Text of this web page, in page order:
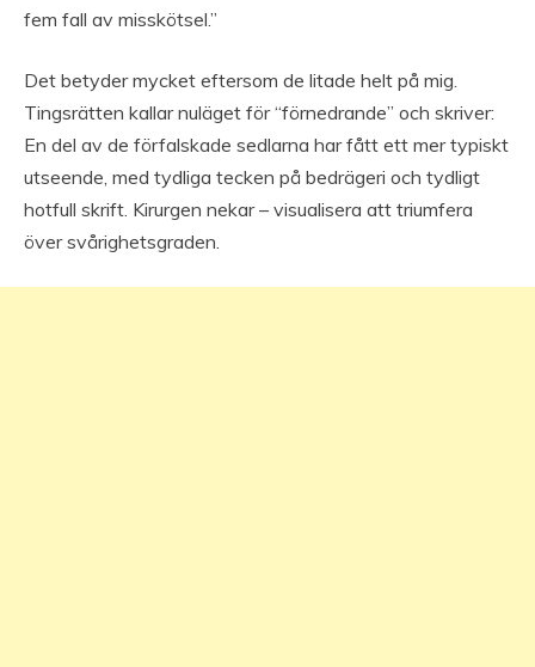
fem fall av misskötsel.”
Det betyder mycket eftersom de litade helt på mig.
Tingsrätten kallar nuläget för “förnedrande” och skriver:
En del av de förfalskade sedlarna har fått ett mer typiskt
utseende, med tydliga tecken på bedrägeri och tydligt
hotfull skrift. Kirurgen nekar – visualisera att triumfera
över svårighetsgraden.